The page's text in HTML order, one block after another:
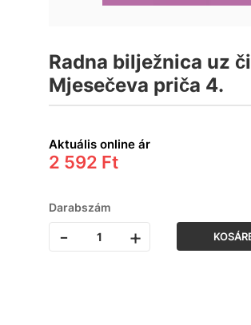
Radna bilježnica uz
Mjesečeva priča 4.
Aktuális online ár
2 592 Ft
Darabszám
- +